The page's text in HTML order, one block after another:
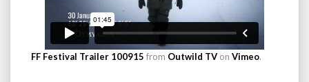
FF Festival Trailer 100915 from Outwild TV on Vimeo.